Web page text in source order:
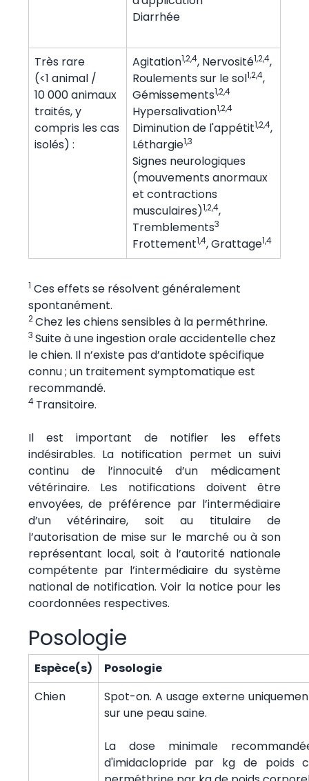
Diarrhée
Très rare
(<1 animal /
10 000 animaux
traités, y
compris les cas
isolés) :
Agitation1,2,4, Nervosité1,2,4,
Roulements sur le sol1,2,4,
Gémissements1,2,4
Hypersalivation1,2,4
Diminution de l'appétit1,2,4,
Léthargie1,3
Signes neurologiques
(mouvements anormaux
et contractions
musculaires)1,2,4,
Tremblements3
Frottement1,4, Grattage1,4
1 Ces effets se résolvent généralement
spontanément.
2Chez les chiens sensibles à la perméthrine.
3 Suite à une ingestion orale accidentelle chez
le chien. Il n’existe pas d’antidote spécifique
connu ; un traitement symptomatique est
recommandé.
4 Transitoire.
Il est important de notifier les effets
indésirables. La notification permet un suivi
continu de l’innocuité d’un médicament
vétérinaire. Les notifications doivent être
envoyées, de préférence par l’intermédiaire
d’un vétérinaire, soit au titulaire de
l’autorisation de mise sur le marché ou à son
représentant local, soit à l’autorité nationale
compétente par l’intermédiaire du système
national de notification. Voir la notice pour les
coordonnées respectives.
Posologie
Espèce(s)
Posologie
Chien
Spot-on. A usage externe
sur une peau saine.
La dose minimale
d'imidaclopride par kg de poids